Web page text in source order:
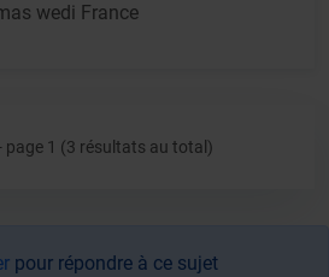
wedi France
page 1 (3 résultats au total)
pour répondre à ce sujet